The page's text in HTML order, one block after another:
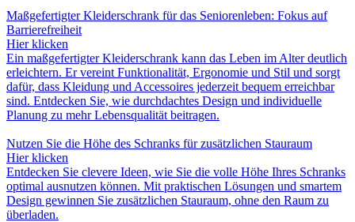
Maßgefertigter Kleiderschrank für das Seniorenleben: Fokus auf
Barrierefreiheit
Hier klicken
Ein maßgefertigter Kleiderschrank kann das Leben im Alter deutlich
erleichtern. Er vereint Funktionalität, Ergonomie und Stil und sorgt
dafür, dass Kleidung und Accessoires jederzeit bequem erreichbar
sind. Entdecken Sie, wie durchdachtes Design und individuelle
Planung zu mehr Lebensqualität beitragen.
Nutzen Sie die Höhe des Schranks für zusätzlichen Stauraum
Hier klicken
Entdecken Sie clevere Ideen, wie Sie die volle Höhe Ihres Schranks
optimal ausnutzen können. Mit praktischen Lösungen und smartem
Design gewinnen Sie zusätzlichen Stauraum, ohne den Raum zu
überladen.